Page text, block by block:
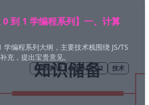
0 到 1 学编程系列】一、计算
编程系列大纲，主要技术栈围绕 JS/TS
充，提出宝贵意见。
6395 阅读 2023-07-22 技术